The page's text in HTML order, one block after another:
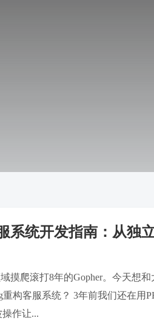
系统开发指南：从独
摸爬滚打8年的Gopher。今天想
重构客服系统？ 3年前我们还在
作让...